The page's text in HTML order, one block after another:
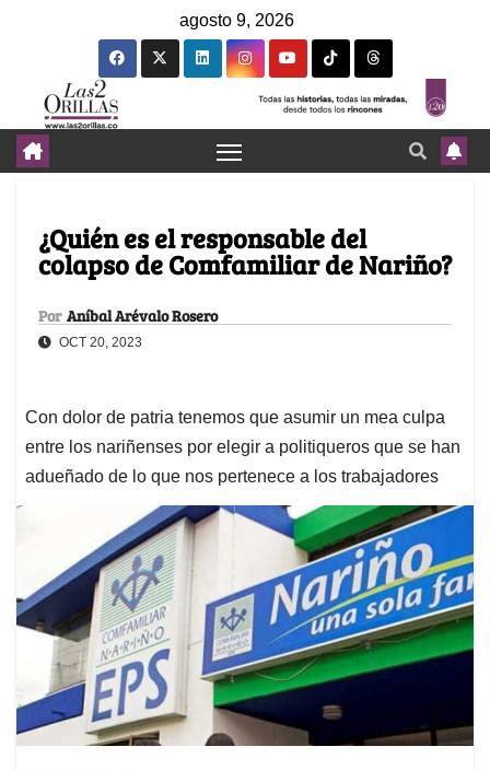
agosto 9, 2026
¿Quién es el responsable del
colapso de Comfamiliar de Nariño?
Por Aníbal Arévalo Rosero
OCT 20, 2023
Con dolor de patria tenemos que asumir un mea culpa
entre los nariñenses por elegir a politiqueros que se han
adueñado de lo que nos pertenece a los trabajadores